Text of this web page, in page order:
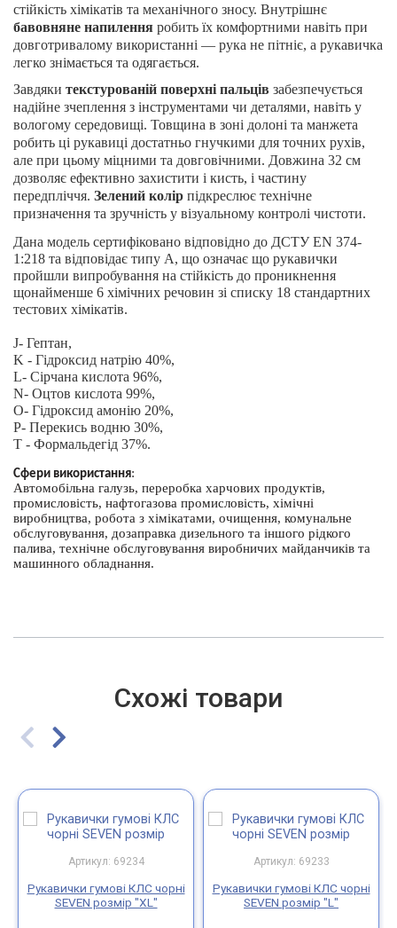
стійкість хімікатів та механічного зносу. Внутрішнє
бавовняне напилення робить їх комфортними навіть при
довготривалому використанні — рука не пітніє, а рукавичка
легко знімається та одягається.
Завдяки текстурованій поверхні пальців забезпечується
надійне зчеплення з інструментами чи деталями, навіть у
вологому середовищі. Товщина в зоні долоні та манжета
робить ці рукавиці достатньо гнучкими для точних рухів,
але при цьому міцними та довговічними. Довжина 32 см
дозволяє ефективно захистити і кисть, і частину
передпліччя. Зелений колір підкреслює технічне
призначення та зручність у візуальному контролі чистоти.
Дана модель сертифіковано відповідно до ДСТУ EN 374-
1:218 та відповідає типу А, що означає що рукавички
пройшли випробування на стійкість до проникнення
щонайменше 6 хімічних речовин зі списку 18 стандартних
тестових хімікатів.
J- Гептан,
K - Гідроксид натрію 40%,
L- Сірчана кислота 96%,
N- Оцтов кислота 99%,
O- Гідроксид амонію 20%,
P- Перекись водню 30%,
T - Формальдегід 37%.
Сфери використання:
Автомобільна галузь, переробка харчових продуктів,
промисловість, нафтогазова промисловість, хімічні
виробництва, робота з хімікатами, очищення, комунальне
обслуговування, дозаправка дизельного та іншого рідкого
палива, технічне обслуговування виробничих майданчиків та
машинного обладнання.
Схожі товари
Артикул: 69234
Рукавички гумові КЛС чорні
SEVEN розмір "ХL"
Артикул: 69233
Рукавички гумові КЛС чорні
SEVEN розмір "L"